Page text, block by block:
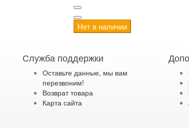
Нет в наличии
Служба поддержки
Оставьте данные, мы вам
перезвоним!
Возврат товара
Карта сайта